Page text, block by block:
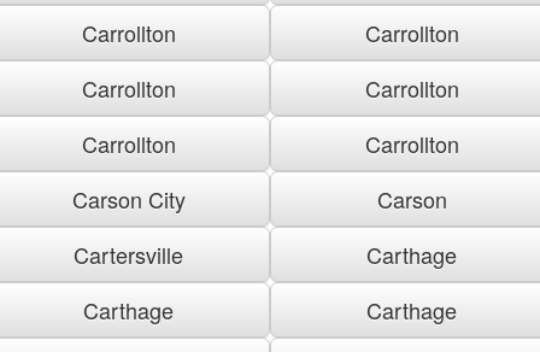
Carrollton
Carrollton
Carrollton
Carrollton
Carrollton
Carrollton
Carson City
Carson
Cartersville
Carthage
Carthage
Carthage